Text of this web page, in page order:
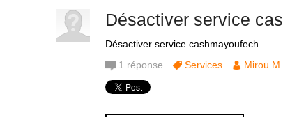
Désactiver service
Désactiver service cashmayoufech.
1 réponse Services Mirou M.